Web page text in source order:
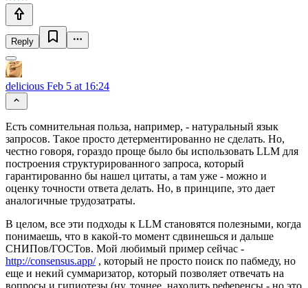
Reply
delicious Feb 5 at 16:24
Есть сомнительная польза, например, - натуральный язык
запросов. Такое просто детерментированно не сделать. Но,
честно говоря, гораздо проще было бы использовать LLM для
построения структурированного запроса, который
гарантированно бы нашел цитаты, а там уже - можно и
оценку точности ответа делать. Но, в принципе, это дает
аналогичные трудозатраты.
В целом, все эти подходы к LLM становятся полезными, когда
понимаешь, что в какой-то момент сдвинешься и дальше
СНИПов/ГОСТов. Мой любимый пример сейчас -
http://consensus.app/, который не просто поиск по пабмеду, но
еще и некий суммаризатор, который позволяет отвечать на
вопросы и гипиотезы (ну, точнее, находить референсы - но это